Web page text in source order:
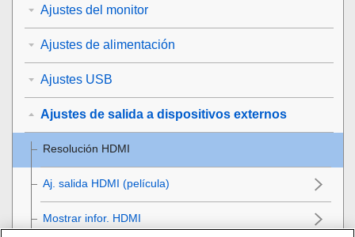
Ajustes del monitor
Ajustes de alimentación
Ajustes USB
Ajustes de salida a dispositivos externos
Resolución HDMI
Aj. salida HDMI (película)
Mostrar infor. HDMI